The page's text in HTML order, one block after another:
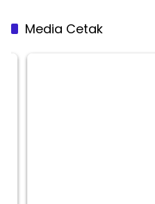
Media Cetak